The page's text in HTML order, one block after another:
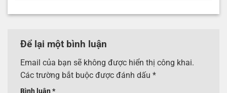
Để lại một bình luận
Email của bạn sẽ không được hiển thị công khai.
Các trường bắt buộc được đánh dấu *